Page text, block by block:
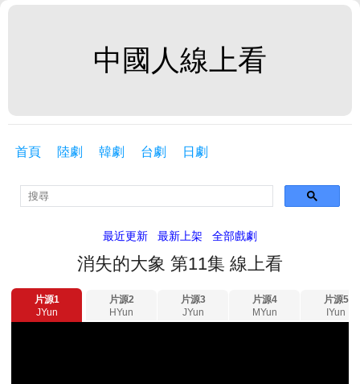
中國人線上看
首頁 陸劇 韓劇 台劇 日劇
最近更新 最新上架 全部戲劇
消失的大象 第11集 線上看
片源1
JYun
片源2
HYun
片源3
JYun
片源4
MYun
片源5
IYun